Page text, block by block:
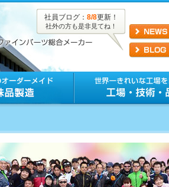
社員ブログ： 8/8更新！
社外の方も是非見てね！